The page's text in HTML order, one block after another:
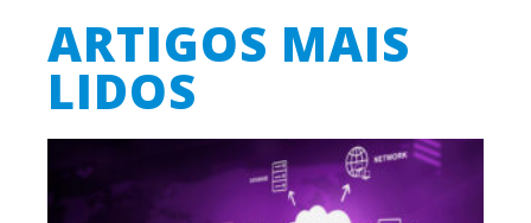
ARTIGOS MAIS
LIDOS